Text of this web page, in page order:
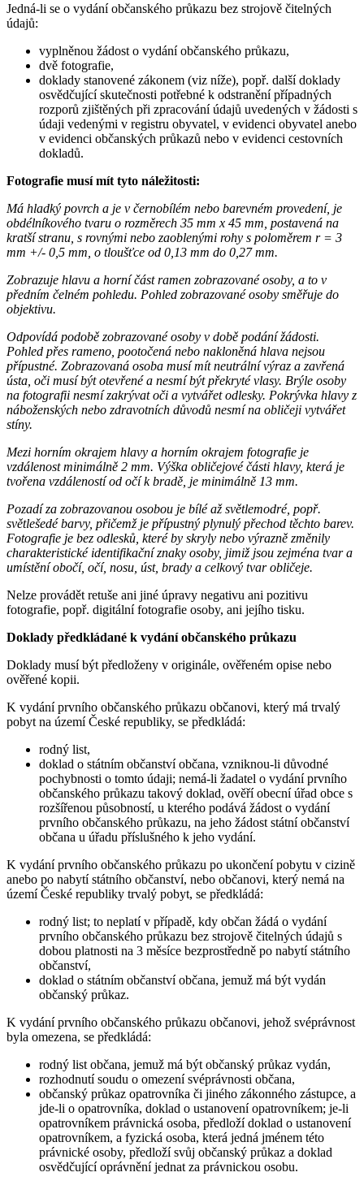
Jedná-li se o vydání občanského průkazu bez strojově čitelných
údajů:
vyplněnou žádost o vydání občanského průkazu,
dvě fotografie,
doklady stanovené zákonem (viz níže), popř. další doklady
osvědčující skutečnosti potřebné k odstranění případných
rozporů zjištěných při zpracování údajů uvedených v žádosti s
údaji vedenými v registru obyvatel, v evidenci obyvatel anebo
v evidenci občanských průkazů nebo v evidenci cestovních
dokladů.
Fotografie musí mít tyto náležitosti:
Má hladký povrch a je v černobílém nebo barevném provedení, je
obdélníkového tvaru o rozměrech 35 mm x 45 mm, postavená na
kratší stranu, s rovnými nebo zaoblenými rohy s poloměrem r = 3
mm +/- 0,5 mm, o tloušťce od 0,13 mm do 0,27 mm.
Zobrazuje hlavu a horní část ramen zobrazované osoby, a to v
předním čelném pohledu. Pohled zobrazované osoby směřuje do
objektivu.
Odpovídá podobě zobrazované osoby v době podání žádosti.
Pohled přes rameno, pootočená nebo nakloněná hlava nejsou
přípustné. Zobrazovaná osoba musí mít neutrální výraz a zavřená
ústa, oči musí být otevřené a nesmí být překryté vlasy. Brýle osoby
na fotografii nesmí zakrývat oči a vytvářet odlesky. Pokrývka hlavy z
náboženských nebo zdravotních důvodů nesmí na obličeji vytvářet
stíny.
Mezi horním okrajem hlavy a horním okrajem fotografie je
vzdálenost minimálně 2 mm. Výška obličejové části hlavy, která je
tvořena vzdáleností od očí k bradě, je minimálně 13 mm.
Pozadí za zobrazovanou osobou je bílé až světlemodré, popř.
světlešedé barvy, přičemž je přípustný plynulý přechod těchto barev.
Fotografie je bez odlesků, které by skryly nebo výrazně změnily
charakteristické identifikační znaky osoby, jimiž jsou zejména tvar a
umístění obočí, očí, nosu, úst, brady a celkový tvar obličeje.
Nelze provádět retuše ani jiné úpravy negativu ani pozitivu
fotografie, popř. digitální fotografie osoby, ani jejího tisku.
Doklady předkládané k vydání občanského průkazu
Doklady musí být předloženy v originále, ověřeném opise nebo
ověřené kopii.
K vydání prvního občanského průkazu občanovi, který má trvalý
pobyt na území České republiky, se předkládá:
rodný list,
doklad o státním občanství občana, vzniknou-li důvodné
pochybnosti o tomto údaji; nemá-li žadatel o vydání prvního
občanského průkazu takový doklad, ověří obecní úřad obce s
rozšířenou působností, u kterého podává žádost o vydání
prvního občanského průkazu, na jeho žádost státní občanství
občana u úřadu příslušného k jeho vydání.
K vydání prvního občanského průkazu po ukončení pobytu v cizině
anebo po nabytí státního občanství, nebo občanovi, který nemá na
území České republiky trvalý pobyt, se předkládá:
rodný list; to neplatí v případě, kdy občan žádá o vydání
prvního občanského průkazu bez strojově čitelných údajů s
dobou platnosti na 3 měsíce bezprostředně po nabytí státního
občanství,
doklad o státním občanství občana, jemuž má být vydán
občanský průkaz.
K vydání prvního občanského průkazu občanovi, jehož svéprávnost
byla omezena, se předkládá:
rodný list občana, jemuž má být občanský průkaz vydán,
rozhodnutí soudu o omezení svéprávnosti občana,
občanský průkaz opatrovníka či jiného zákonného zástupce, a
jde-li o opatrovníka, doklad o ustanovení opatrovníkem; je-li
opatrovníkem právnická osoba, předloží doklad o ustanovení
opatrovníkem, a fyzická osoba, která jedná jménem této
právnické osoby, předloží svůj občanský průkaz a doklad
osvědčující oprávnění jednat za právnickou osobu.